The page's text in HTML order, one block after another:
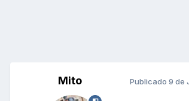
Mito Publicado 9 de